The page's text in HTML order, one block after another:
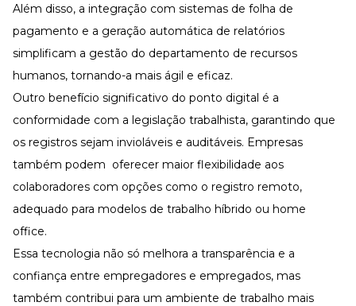
Além disso, a integração com sistemas de folha de
pagamento e a geração automática de relatórios
simplificam a gestão do departamento de recursos
humanos, tornando-a mais ágil e eficaz.
Outro benefício significativo do ponto digital é a
conformidade com a legislação trabalhista, garantindo que
os registros sejam invioláveis e auditáveis. Empresas
também podem oferecer maior flexibilidade aos
colaboradores com opções como o registro remoto,
adequado para modelos de trabalho híbrido ou home
office.
Essa tecnologia não só melhora a transparência e a
confiança entre empregadores e empregados, mas
também contribui para um ambiente de trabalho mais